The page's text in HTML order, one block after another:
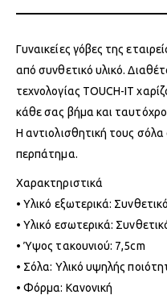
Γυναικείες γόβες της
από συνθετικό υλικό.
τεχνολογίας TOUCH-IT
κάθε σας βήμα και
Η αντιολισθητική τους
περπάτημα.
Χαρακτηριστικά
• Υλικό εξωτερικά: Συνθετικό
• Υλικό εσωτερικά:
• Ύψος τακουνιού: 7,5cm
• Σόλα: Υλικό υψηλής
• Φόρμα: Κανονική